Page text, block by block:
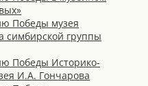
Победы музея
симбирской группы
Победы Историко-
И.А. Гончарова